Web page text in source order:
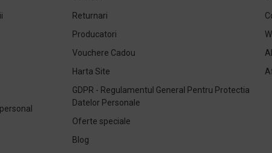
Returnari
Producatori
Vouchere Cadou
Harta Site
GDPR - Regulamentul General Pentru Protectia
Datelor Personale
Oferte speciale
Blog